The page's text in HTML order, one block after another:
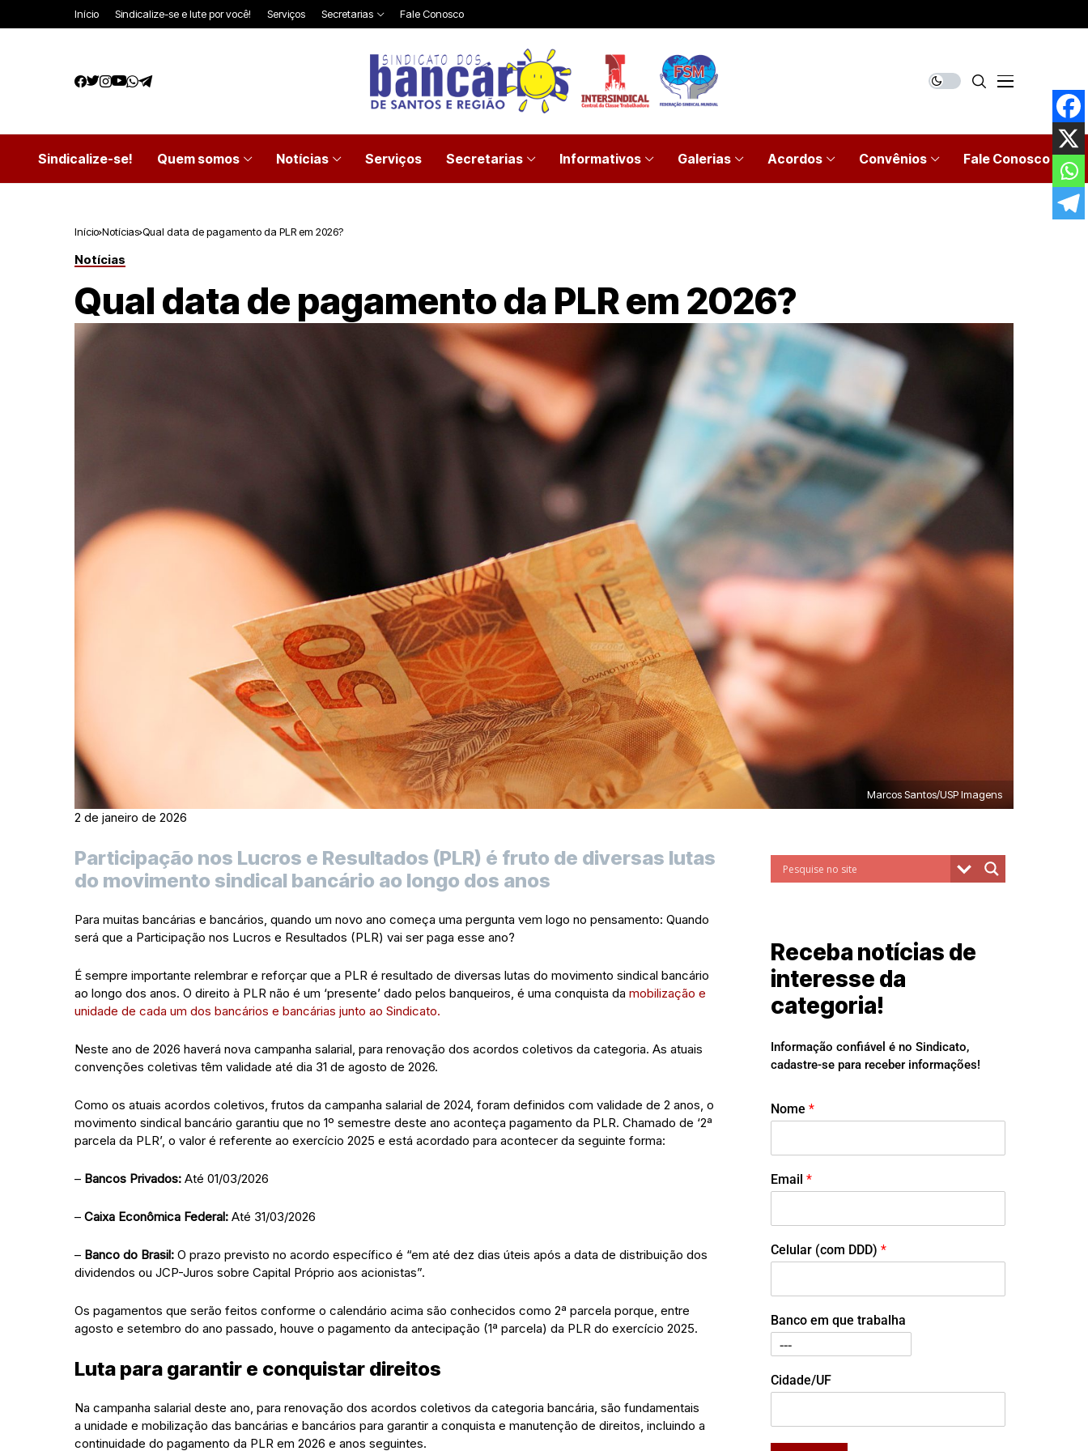
Início Sindicalize-se e lute por você! Serviços Secretarias Fale Conosco
Sindicalize-se! Quem somos Notícias Serviços Secretarias Informativos Galerias Acordos Convênios Fale Conosco
Início Notícias Qual data de pagamento da PLR em 2026?
Notícias
Qual data de pagamento da PLR em 2026?
Marcos Santos/USP Imagens
2 de janeiro de 2026
Participação nos Lucros e Resultados (PLR) é fruto de diversas lutas
do movimento sindical bancário ao longo dos anos
Para muitas bancárias e bancários, quando um novo ano começa uma pergunta vem logo no pensamento: Quando
será que a Participação nos Lucros e Resultados (PLR) vai ser paga esse ano?
É sempre importante relembrar e reforçar que a PLR é resultado de diversas lutas do movimento sindical bancário
ao longo dos anos. O direito à PLR não é um ‘presente’ dado pelos banqueiros, é uma conquista da mobilização e
unidade de cada um dos bancários e bancárias junto ao Sindicato.
Neste ano de 2026 haverá nova campanha salarial, para renovação dos acordos coletivos da categoria. As atuais
convenções coletivas têm validade até dia 31 de agosto de 2026.
Como os atuais acordos coletivos, frutos da campanha salarial de 2024, foram definidos com validade de 2 anos, o
movimento sindical bancário garantiu que no 1º semestre deste ano aconteça pagamento da PLR. Chamado de ‘2ª
parcela da PLR’, o valor é referente ao exercício 2025 e está acordado para acontecer da seguinte forma:
– Bancos Privados: Até 01/03/2026
– Caixa Econômica Federal: Até 31/03/2026
– Banco do Brasil: O prazo previsto no acordo específico é “em até dez dias úteis após a data de distribuição dos
dividendos ou JCP-Juros sobre Capital Próprio aos acionistas”.
Os pagamentos que serão feitos conforme o calendário acima são conhecidos como 2ª parcela porque, entre
agosto e setembro do ano passado, houve o pagamento da antecipação (1ª parcela) da PLR do exercício 2025.
Luta para garantir e conquistar direitos
Na campanha salarial deste ano, para renovação dos acordos coletivos da categoria bancária, são fundamentais
a unidade e mobilização das bancárias e bancários para garantir a conquista e manutenção de direitos, incluindo a
continuidade do pagamento da PLR em 2026 e anos seguintes.
Receba notícias de
interesse da
categoria!
Informação confiável é no Sindicato,
cadastre-se para receber informações!
Nome *
Email *
Celular (com DDD) *
Banco em que trabalha
Cidade/UF